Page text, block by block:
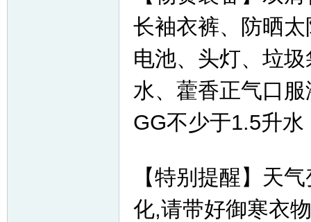
长袖衣裤、防晒
电池、头灯、垃
水、藿香正气口
GG不少于1.5升
【特别提醒】天
化,请带好御寒衣